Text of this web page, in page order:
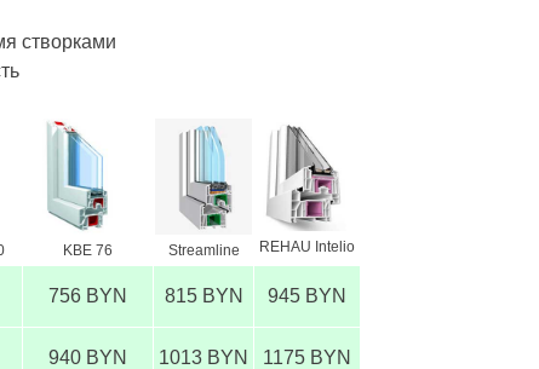
KBE 76 Streamline REHAU Intelio
756 BYN 815 BYN 945 BYN
940 BYN 1013 BYN 1175 BYN